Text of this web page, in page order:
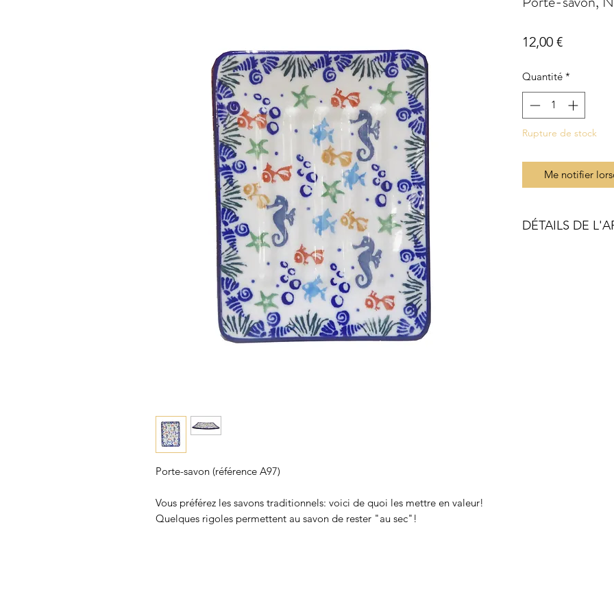
Porte-savon (référence A97)
Vous préférez les savons traditionnels: voici de quoi les mettre en valeur!
Quelques rigoles permettent au savon de rester "au sec"!
12,00 €Prix
Quantité *
Rupture de stock
Me notifier
DÉTAILS DE